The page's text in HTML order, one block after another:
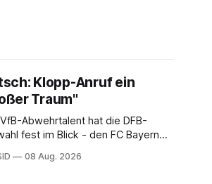
Klopp-Anruf ein
Traum"
Abwehrtalent hat die DFB-
fest im Blick - den FC Bayern
08 Aug. 2026